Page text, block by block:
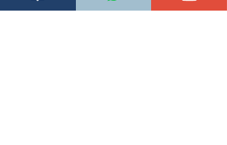
Sheria na masharti